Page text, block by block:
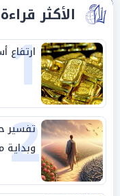
الأكثر قراءة
1
ارتفاع
2
تفسير
وبداية